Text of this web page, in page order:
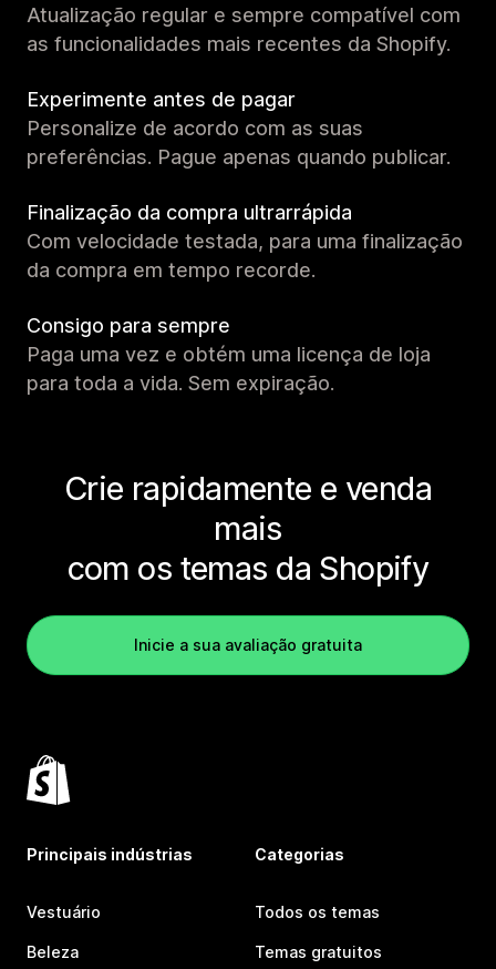
Atualização regular e sempre compatível com
as funcionalidades mais recentes da Shopify.
Experimente antes de pagar
Personalize de acordo com as suas
preferências. Pague apenas quando publicar.
Finalização da compra ultrarrápida
Com velocidade testada, para uma finalização
da compra em tempo recorde.
Consigo para sempre
Paga uma vez e obtém uma licença de loja
para toda a vida. Sem expiração.
Crie rapidamente e venda
mais
com os temas da Shopify
Inicie a sua avaliação gratuita
Principais indústrias
Vestuário
Beleza
Categorias
Todos os temas
Temas gratuitos